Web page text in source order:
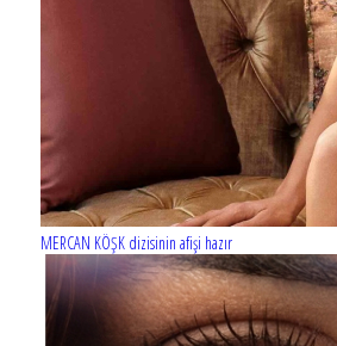
MERCAN KÖŞK dizisinin afişi hazır